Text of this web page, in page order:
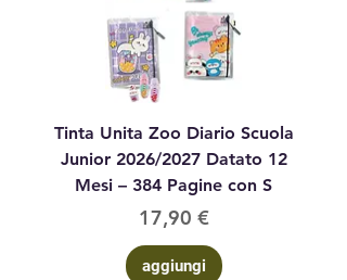
Tinta Unita Zoo Diario Scuola
Junior 2026/2027 Datato 12
Mesi – 384 Pagine con S
Prezzo
17,90 €
aggiungi